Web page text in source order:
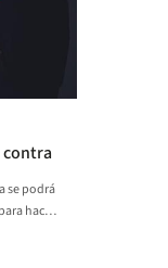
se podrá
hacer